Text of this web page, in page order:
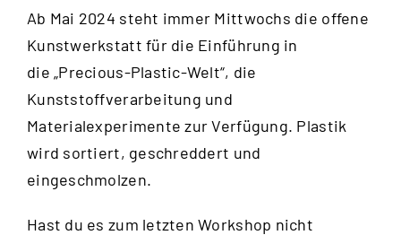
Ab Mai 2024 steht immer Mittwochs die offene
Kunstwerkstatt für die Einführung in
die „Precious-Plastic-Welt“, die
Kunststoffverarbeitung und
Materialexperimente zur Verfügung. Plastik
wird sortiert, geschreddert und
eingeschmolzen.
Hast du es zum letzten Workshop nicht